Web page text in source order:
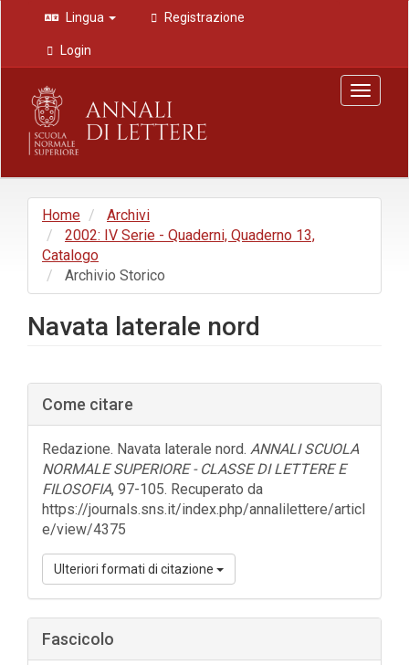
Navigazione
principale
Contenuto
principale
Barra
laterale
Lingua Registrazione
Login
Toggle
Home
Archivi
2002: IV Serie - Quaderni, Quaderno 13,
Catalogo
Archivio Storico
Navata laterale nord
Barra
laterale
dell'articolo
Come citare
Redazione. Navata laterale nord. ANNALI SCUOLA
NORMALE SUPERIORE - CLASSE DI LETTERE E
FILOSOFIA, 97-105. Recuperato da
https://journals.sns.it/index.php/annalilettere/articl
e/view/4375
Ulteriori formati di citazione
Fascicolo